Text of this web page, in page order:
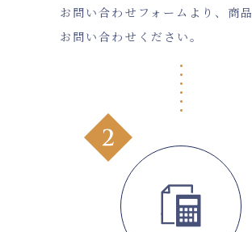
お問い合わせフォームより、商
お問い合わせください。